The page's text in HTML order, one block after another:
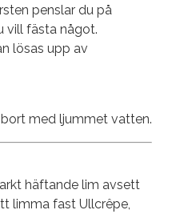
penslar du på
vill fästa något.
lösas upp av
med ljummet vatten.
häftande lim avsett
limma fast Ullcrêpe,